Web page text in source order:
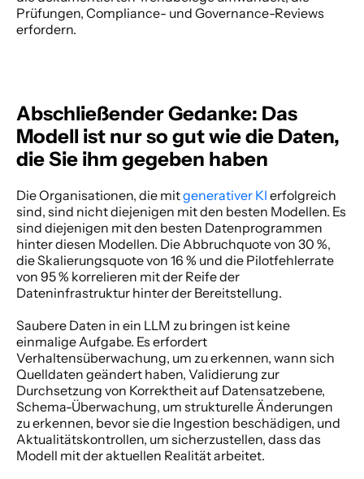
Prüfungen, Compliance- und Governance-Reviews
erfordern.
Abschließender Gedanke: Das
Modell ist nur so gut wie die Daten,
die Sie ihm gegeben haben
Die Organisationen, die mit generativer KI erfolgreich
sind, sind nicht diejenigen mit den besten Modellen. Es
sind diejenigen mit den besten Datenprogrammen
hinter diesen Modellen. Die Abbruchquote von 30 %,
die Skalierungsquote von 16 % und die Pilotfehlerrate
von 95 % korrelieren mit der Reife der
Dateninfrastruktur hinter der Bereitstellung.
Saubere Daten in ein LLM zu bringen ist keine
einmalige Aufgabe. Es erfordert
Verhaltensüberwachung, um zu erkennen, wann sich
Quelldaten geändert haben, Validierung zur
Durchsetzung von Korrektheit auf Datensatzebene,
Schema-Überwachung, um strukturelle Änderungen
zu erkennen, bevor sie die Ingestion beschädigen, und
Aktualitätskontrollen, um sicherzustellen, dass das
Modell mit der aktuellen Realität arbeitet.